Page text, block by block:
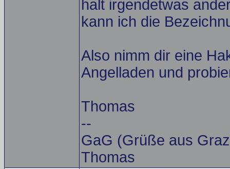
halt irgendetwas
kann ich die
Also nimm dir eine
Angelladen und
Thomas
--
GaG (Grüße aus
Thomas